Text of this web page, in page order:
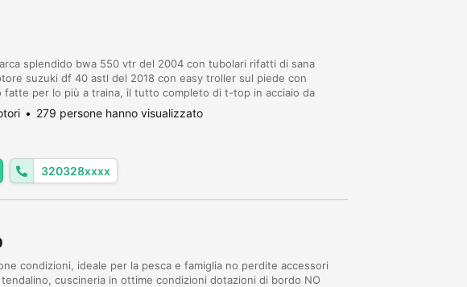
splendido bwa 550 vtr del 2004 con tubolari rifatti di sana
suzuki df 40 astl del 2018 con easy troller sul piede con
fatte per lo più a traina, il tutto completo di t-top in acciaio da
trilaterale con cristal... Strumentazione di bordo ECO/GPS ra...
279 persone hanno visualizzato
320328xxxx
condizioni, ideale per la pesca e famiglia no perdite accessori
cuscineria in ottime condizioni dotazioni di bordo NO